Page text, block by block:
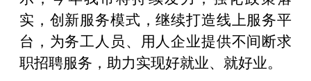
实，创新服务模式，继续打造线上服务平
台，为务工人员、用人企业提供不间断求
职招聘服务，助力实现好就业、就好业。